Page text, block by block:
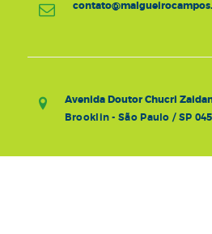
Avenida Doutor Chucri
Brooklin - São Paulo / SP